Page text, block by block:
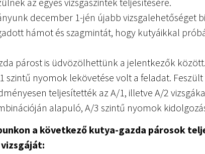
december 1-jén újabb vizsgalehetőséget
hámot és szagmintát, hogy kutyáikkal
párost is üdvözölhettünk a jelentkezők
szintű nyomok lekövetése volt a feladat.
teljesítették az A/1, illetve A/2
alapuló, A/3 szintű nyomok
a következő kutya-gazda párosok